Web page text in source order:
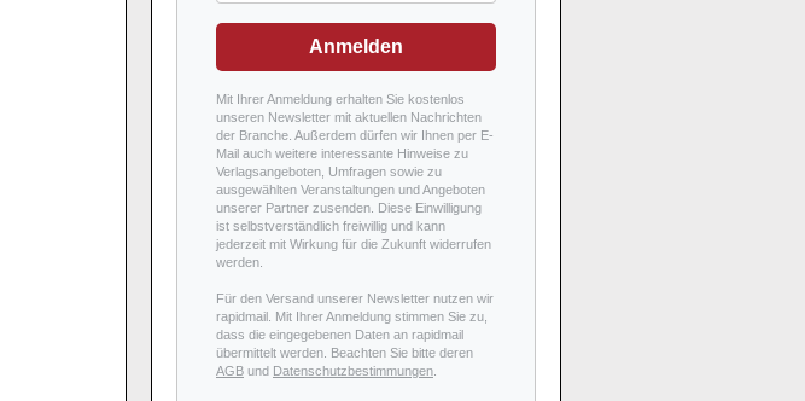
Anmelden
Mit Ihrer Anmeldung erhalten Sie kostenlos
unseren Newsletter mit aktuellen Nachrichten
der Branche. Außerdem dürfen wir Ihnen per E-
Mail auch weitere interessante Hinweise zu
Verlagsangeboten, Umfragen sowie zu
ausgewählten Veranstaltungen und Angeboten
unserer Partner zusenden. Diese Einwilligung
ist selbstverständlich freiwillig und kann
jederzeit mit Wirkung für die Zukunft widerrufen
werden.
Für den Versand unserer Newsletter nutzen wir
rapidmail. Mit Ihrer Anmeldung stimmen Sie zu,
dass die eingegebenen Daten an rapidmail
übermittelt werden. Beachten Sie bitte deren
AGB und Datenschutzbestimmungen